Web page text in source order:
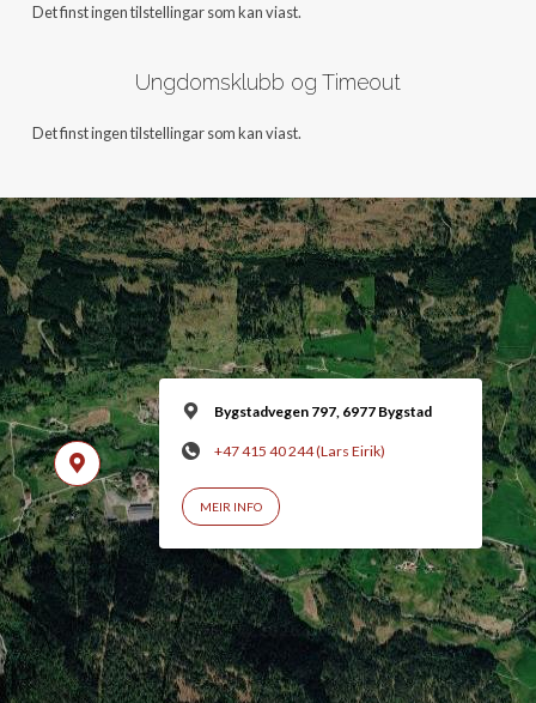
Det finst ingen tilstellingar som kan viast.
Ungdomsklubb og Timeout
Det finst ingen tilstellingar som kan viast.
Bygstadvegen 797, 6977 Bygstad
+47 415 40 244 (Lars Eirik)
MEIR INFO